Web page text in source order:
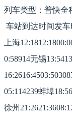
列车类型：普快全
车站到达时间发
上海
0:58914无锡
05:114239蚌埠
徐州